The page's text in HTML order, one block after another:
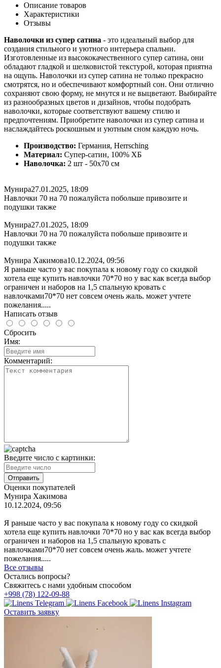
Описание товаров
Характеристики
Отзывы
Наволочки из супер сатина - это идеальный выбор для
создания стильного и уютного интерьера спальни.
Изготовленные из высококачественного супер сатина, они
обладают гладкой и шелковистой текстурой, которая приятна
на ощупь. Наволочки из супер сатина не только прекрасно
смотрятся, но и обеспечивают комфортный сон. Они отлично
сохраняют свою форму, не мнутся и не выцветают. Выбирайте
из разнообразных цветов и дизайнов, чтобы подобрать
наволочки, которые соответствуют вашему стилю и
предпочтениям. Приобретите наволочки из супер сатина и
наслаждайтесь роскошным и уютным сном каждую ночь.
Производство: Германия, Herrsching
Материал: Супер-сатин, 100% ХБ
Наволочка: 2 шт - 50x70 см
Мунира27.01.2025, 18:09
Навлочки 70 на 70 пожалуйста побольше привозите и
подушки также
Мунира27.01.2025, 18:09
Навлочки 70 на 70 пожалуйста побольше привозите и
подушки также
Мунира Хакимова10.12.2024, 09:56
Я раньше часто у вас покупала к новому году со скидкой
хотела еще купить навлочки 70*70 но у вас как всегда выбор
ограничен и наборов на 1,5 спальную кровать с
навлочками70*70 нет совсем очень жаль. может учтете
пожелания.....
Написать отзыв
Сбросить
Имя:
Комментарий:
Введите число с картинки:
Оценки покупателей
Мунира Хакимова
10.12.2024, 09:56
Я раньше часто у вас покупала к новому году со скидкой
хотела еще купить навлочки 70*70 но у вас как всегда выбор
ограничен и наборов на 1,5 спальную кровать с
навлочками70*70 нет совсем очень жаль. может учтете
пожелания.....
Все отзывы
Остались вопросы?
Свяжитесь с нами удобным способом
+998 (78) 122-09-88
Оставить заявку